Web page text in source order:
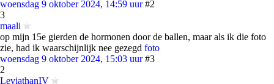
woensdag 9 oktober 2024, 14:59 uur #2
3
maali
op mijn 15e gierden de hormonen door de ballen, maar als ik die foto
zie, had ik waarschijnlijk nee gezegd foto
woensdag 9 oktober 2024, 15:03 uur #3
2
LeviathanIV